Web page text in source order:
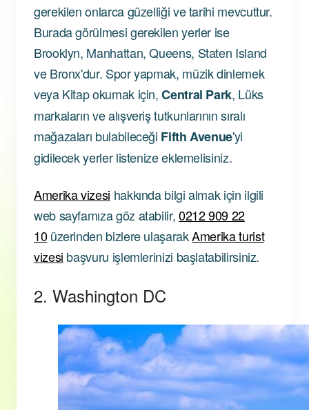
gerekilen onlarca güzelliği ve tarihi mevcuttur.
Burada görülmesi gerekilen yerler ise
Brooklyn, Manhattan, Queens, Staten Island
ve Bronx'dur. Spor yapmak, müzik dinlemek
veya Kitap okumak için,Central Park, Lüks
markaların ve alışveriş tutkunlarının sıralı
mağazaları bulabileceği Fifth Avenue'yi
gidilecek yerler listenize eklemelisiniz.
Amerika vizesi hakkında bilgi almak için ilgili
web sayfamıza göz atabilir,0212 909 22
10üzerinden bizlere ulaşarakAmerika turist
vizesi başvuru işlemlerinizi başlatabilirsiniz.
2. Washington DC